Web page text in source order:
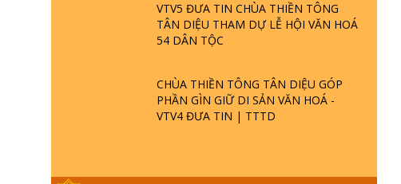
VTV5 ĐƯA TIN CHÙA THIỀN TÔNG
TÂN DIỆU THAM DỰ LỄ HỘI VĂN HOÁ
54 DÂN TỘC
CHÙA THIỀN TÔNG TÂN DIỆU GÓP
PHẦN GÌN GIỮ DI SẢN VĂN HOÁ -
VTV4 ĐƯA TIN | TTTD